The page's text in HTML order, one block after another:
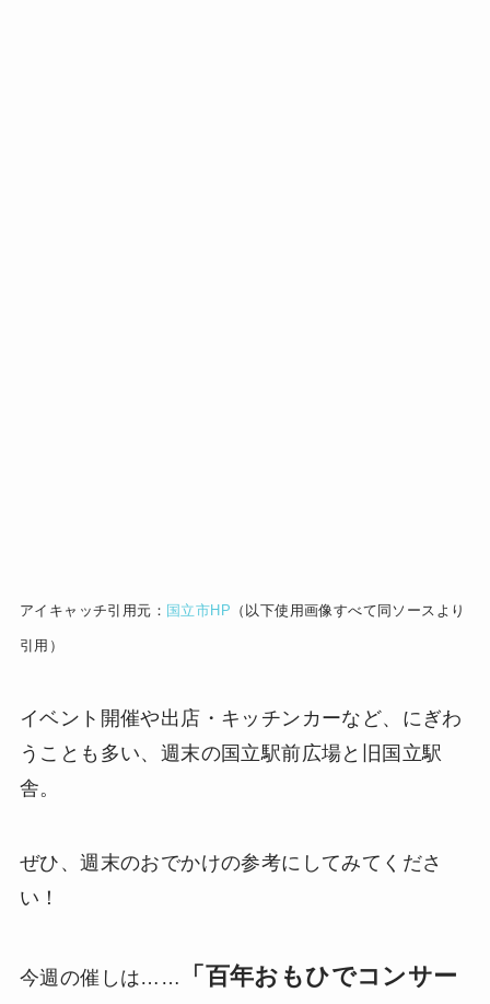
アイキャッチ引用元： 国立市HP （以下使用画像すべて同ソースより
引用）
イベント開催や出店・キッチンカーなど、にぎわ
うことも多い、週末の国立駅前広場と旧国立駅
舎。
ぜひ、週末のおでかけの参考にしてみてくださ
い！
今週の催しは……
「百年おもひでコンサー